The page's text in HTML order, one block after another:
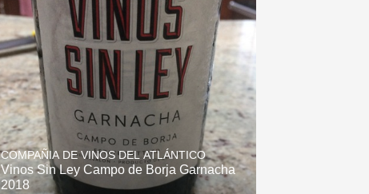
COMPAÑIA DE VINOS DEL ATLÁNTICO
Vinos Sin Ley Campo de Borja Garnacha
2018